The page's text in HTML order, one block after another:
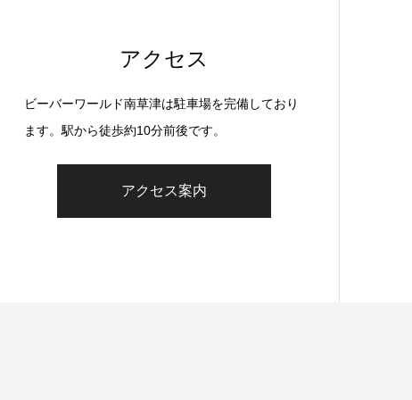
アクセス
ビーバーワールド南草津は駐車場を完備しており
ます。駅から徒歩約10分前後です。
アクセス案内